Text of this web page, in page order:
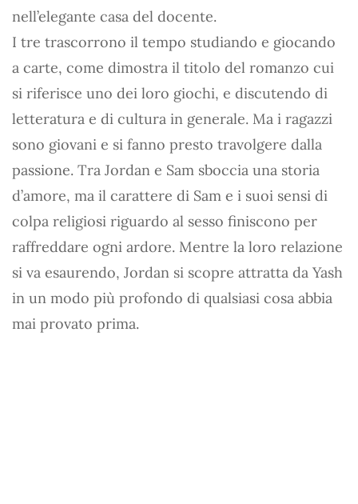
nell’elegante casa del docente.
I tre trascorrono il tempo studiando e giocando
a carte, come dimostra il titolo del romanzo cui
si riferisce uno dei loro giochi, e discutendo di
letteratura e di cultura in generale. Ma i ragazzi
sono giovani e si fanno presto travolgere dalla
passione. Tra Jordan e Sam sboccia una storia
d’amore, ma il carattere di Sam e i suoi sensi di
colpa religiosi riguardo al sesso finiscono per
raffreddare ogni ardore. Mentre la loro relazione
si va esaurendo, Jordan si scopre attratta da Yash
in un modo più profondo di qualsiasi cosa abbia
mai provato prima.